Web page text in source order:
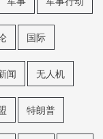
国际
闻 无人机
特朗普